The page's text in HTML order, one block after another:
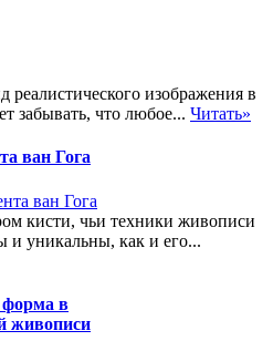
изображения в
забывать, что любое... Читать»
ван Гога
кисти, чьи техники живописи
и уникальны, как и его...
форма в
живописи